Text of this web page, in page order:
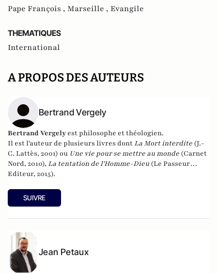
Pape François , Marseille , Evangile
THEMATIQUES
International
A PROPOS DES AUTEURS
Bertrand Vergely
Bertrand Vergely est philosophe et théologien.
Il est l'auteur de plusieurs livres dont La Mort interdite (J.-
C. Lattès, 2001) ou Une vie pour se mettre au monde (Carnet
Nord, 2010), La tentation de l'Homme-Dieu (Le Passeur
Editeur, 2015).
SUIVRE
Jean Petaux